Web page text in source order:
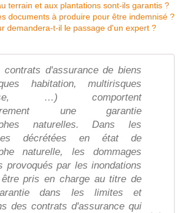
terrain et aux plantations sont-ils garantis ?
documents à produire pour être indemnisé ?
demandera-t-il le passage d'un expert ?
contrats d'assurance de biens
habitation, multirisques
…) comportent
une garantie
naturelles. Dans les
décrétées en état de
naturelle, les dommages
provoqués par les inondations
être pris en charge au titre de
dans les limites et
des contrats d'assurance qui